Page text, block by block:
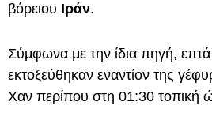
βόρειου Ιράν.
Σύμφωνα με την ίδια πηγή,
εκτοξεύθηκαν εναντίον της
Χαν περίπου στη 01:30 τοπική